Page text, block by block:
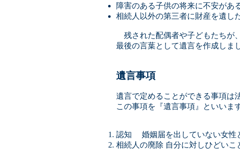
障害のある子供の将来に不安があ
相続人以外の第三者に財産を遺し
残された配偶者や子どもたちが
最後の言葉として遺言を作成しま
遺言事項
遺言で定めることができる事項は
この事項を『遺言事項』といいます
認知 婚姻届を出していない女性
相続人の廃除 自分に対しひどい